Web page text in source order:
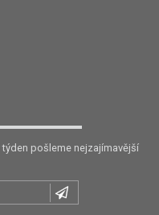
týden pošleme nejzajímavější